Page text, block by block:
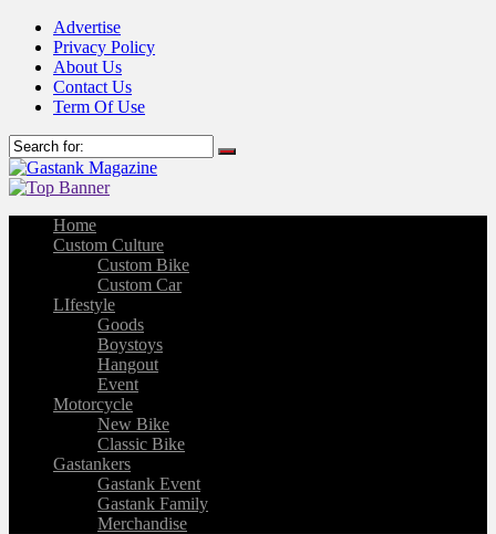
Advertise
Privacy Policy
About Us
Contact Us
Term Of Use
Home
Custom Culture
Custom Bike
Custom Car
LIfestyle
Goods
Boystoys
Hangout
Event
Motorcycle
New Bike
Classic Bike
Gastankers
Gastank Event
Gastank Family
Merchandise